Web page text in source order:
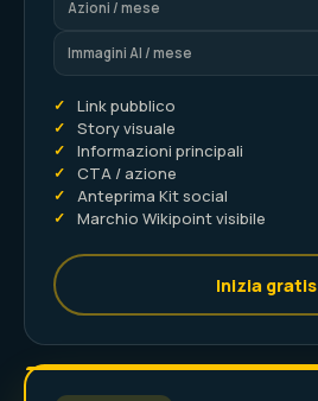
Azioni / mese
Immagini AI / mese
✓ Link pubblico
✓ Story visuale
✓ Informazioni principali
✓ CTA / azione
✓ Anteprima Kit social
✓ Marchio Wikipoint visibile
Inizia gratis